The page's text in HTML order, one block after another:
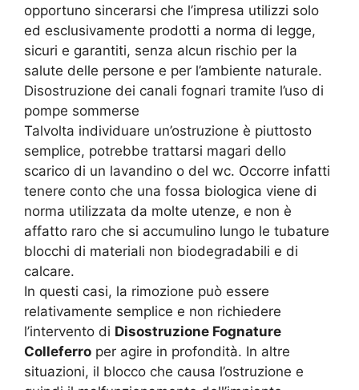
opportuno sincerarsi che l’impresa utilizzi solo
ed esclusivamente prodotti a norma di legge,
sicuri e garantiti, senza alcun rischio per la
salute delle persone e per l’ambiente naturale.
Disostruzione dei canali fognari tramite l’uso di
pompe sommerse
Talvolta individuare un’ostruzione è piuttosto
semplice, potrebbe trattarsi magari dello
scarico di un lavandino o del wc. Occorre infatti
tenere conto che una fossa biologica viene di
norma utilizzata da molte utenze, e non è
affatto raro che si accumulino lungo le tubature
blocchi di materiali non biodegradabili e di
calcare.
In questi casi, la rimozione può essere
relativamente semplice e non richiedere
l’intervento di Disostruzione Fognature
Colleferro per agire in profondità. In altre
situazioni, il blocco che causa l’ostruzione e